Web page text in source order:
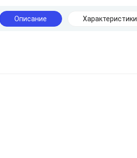
Описание Характеристики